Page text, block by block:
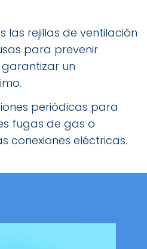
las rejillas de ventilación
para prevenir
un
periódicas para
fugas de gas o
conexiones eléctricas.